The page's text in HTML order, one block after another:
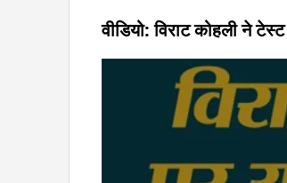
वीडियो: विराट कोहली ने